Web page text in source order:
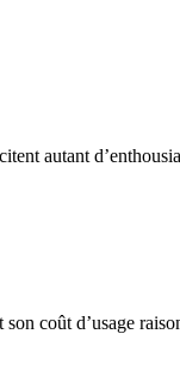
autant
coût d’usage